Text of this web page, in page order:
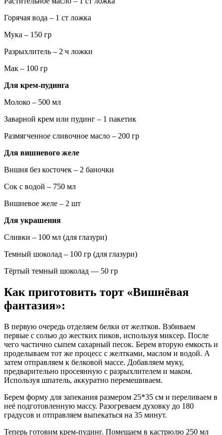
Горячая вода – 1 ст ложка
Мука – 150 гр
Разрыхлитель – 2 ч ложки
Мак – 100 гр
Для крем-пудинга
Молоко – 500 мл
Заварной крем или пудинг – 1 пакетик
Размягченное сливочное масло – 200 гр
Для вишневого желе
Вишня без косточек – 2 баночки
Сок с водой – 750 мл
Вишневое желе – 2 шт
Для украшения
Сливки – 100 мл (для глазури)
Темный шоколад – 100 гр (для глазури)
Тёртый темный шоколад — 50 гр
Как приготовить торт «Вишнёвая
фантазия»:
В первую очередь отделяем белки от желтков. Взбиваем
первые с солью до жестких пиков, используя миксер. После
чего частично сыпем сахарный песок. Берем вторую емкость и
проделываем тот же процесс с желтками, маслом и водой. А
затем отправляем к белковой массе. Добавляем муку,
предварительно просеянную с разрыхлителем и маком.
Используя шпатель, аккуратно перемешиваем.
Берем форму для запекания размером 25*35 см и переливаем в
неё подготовленную массу. Разогреваем духовку до 180
градусов и отправляем выпекаться на 35 минут.
Теперь готовим крем-пудинг. Помещаем в кастрюлю 250 мл